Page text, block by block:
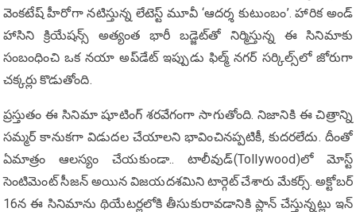
వెంకటేష్ హీరోగా నటిస్తున్న లేటెస్ట్ మూవీ ‘ఆదర్శ కుటుంబం’. హారిక అండ్
హాసిని క్రియేషన్స్ అత్యంత భారీ బడ్జెట్‌తో నిర్మిస్తున్న ఈ సినిమాకు
సంబంధించి ఒక నయా అప్‌డేట్ ఇప్పుడు ఫిల్మ్ నగర్ సర్కిల్స్‌లో జోరుగా
చక్కర్లు కొడుతోంది.
ప్రస్తుతం ఈ సినిమా షూటింగ్ శరవేగంగా సాగుతోంది. నిజానికి ఈ చిత్రాన్ని
సమ్మర్ కానుకగా విడుదల చేయాలని భావించినప్పటికీ, కుదరలేదు. దీంతో
ఏమాత్రం ఆలస్యం చేయకుండా.. టాలీవుడ్‌(Tollywood)లో మోస్ట్
సెంటిమెంట్ సీజన్ అయిన విజయదశమిని టార్గెట్ చేశారు మేకర్స్. అక్టోబర్
16న ఈ సినిమాను థియేటర్లలోకి తీసుకురావడానికి ప్లాన్ చేస్తున్నట్లు ఇన్